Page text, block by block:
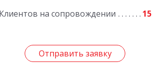
Клиентов на сопровождении 15
Отправить заявку
Отправить заявку